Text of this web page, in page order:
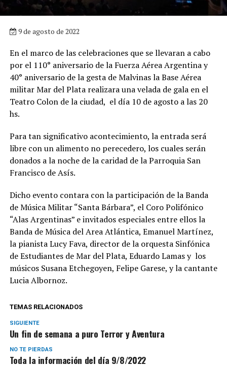
9 de agosto de 2022
En el marco de las celebraciones que se llevaran a cabo
por el 110° aniversario de la Fuerza Aérea Argentina y
40° aniversario de la gesta de Malvinas la Base Aérea
militar Mar del Plata realizara una velada de gala en el
Teatro Colon de la ciudad, el día 10 de agosto a las 20
hs.
Para tan significativo acontecimiento, la entrada será
libre con un alimento no perecedero, los cuales serán
donados a la noche de la caridad de la Parroquia San
Francisco de Asís.
Dicho evento contara con la participación de la Banda
de Música Militar “Santa Bárbara”, el Coro Polifónico
“Alas Argentinas” e invitados especiales entre ellos la
Banda de Música del Area Atlántica, Emanuel Martínez,
la pianista Lucy Fava, director de la orquesta Sinfónica
de Estudiantes de Mar del Plata, Eduardo Lamas y los
músicos Susana Etchegoyen, Felipe Garese, y la cantante
Lucia Albornoz.
TEMAS RELACIONADOS
SIGUIENTE
Un fin de semana a puro Terror y Aventura
NO TE PIERDAS
Toda la información del día 9/8/2022